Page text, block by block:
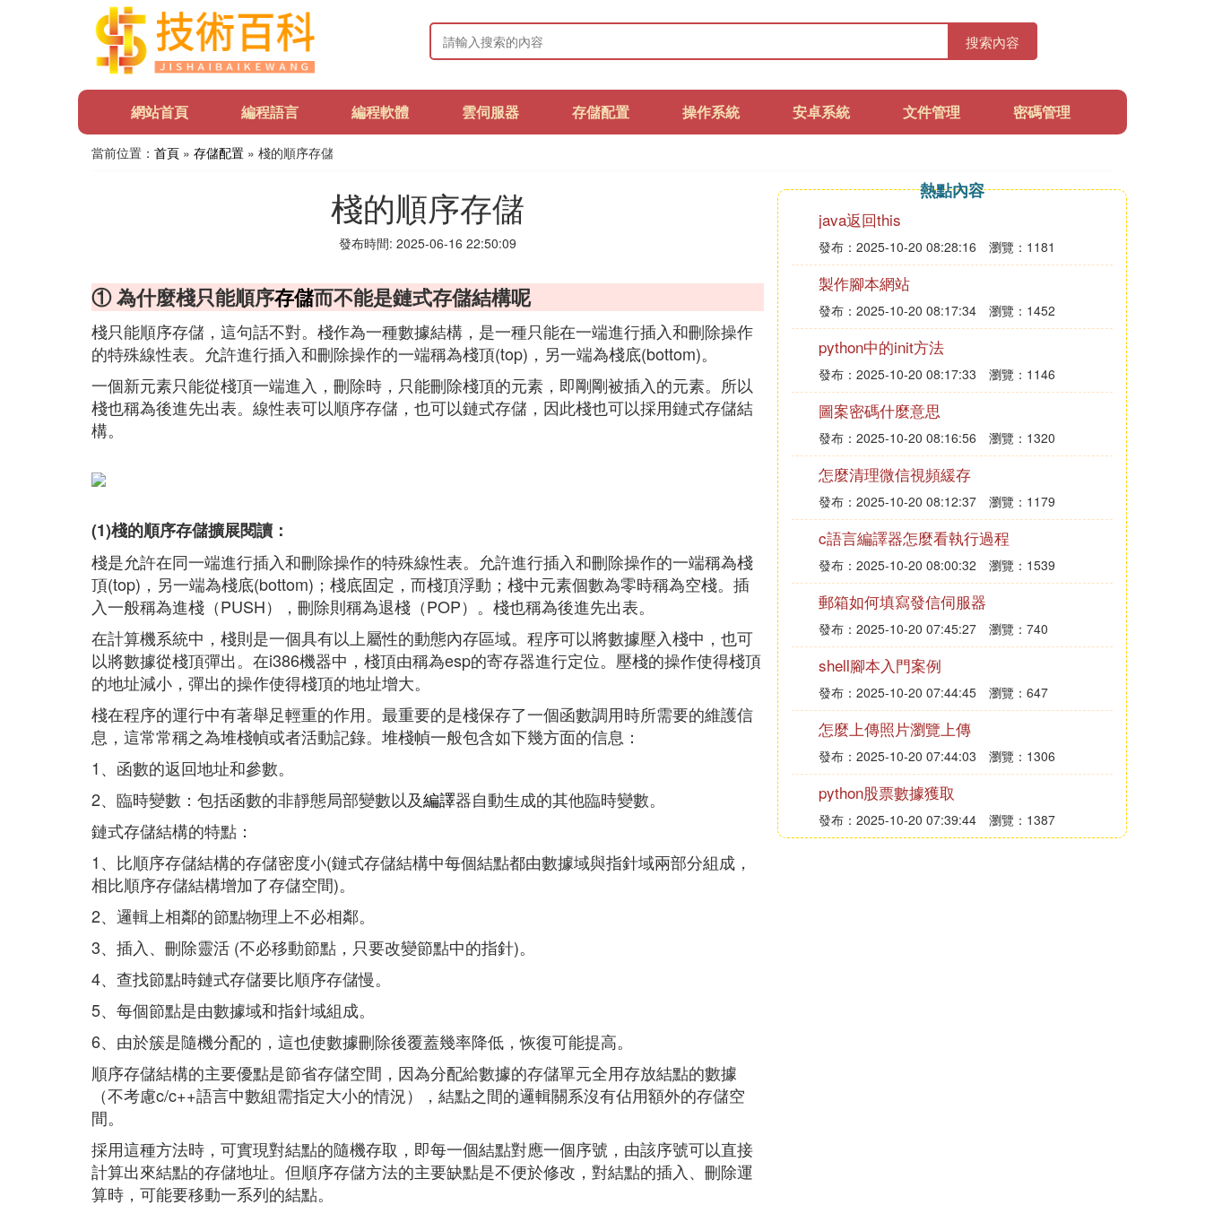
搜索內容
網站首頁 編程語言 編程軟體 雲伺服器 存儲配置 操作系統 安卓系統 文件管理 密碼管理
當前位置： 首頁 » 存儲配置 » 棧的順序存儲
棧的順序存儲
發布時間: 2025-06-16 22:50:09
① 為什麼棧只能順序存儲而不能是鏈式存儲結構呢
棧只能順序存儲，這句話不對。棧作為一種數據結構，是一種只能在一端進行插入和刪除操作
的特殊線性表。允許進行插入和刪除操作的一端稱為棧頂(top)，另一端為棧底(bottom)。
一個新元素只能從棧頂一端進入，刪除時，只能刪除棧頂的元素，即剛剛被插入的元素。所以
棧也稱為後進先出表。線性表可以順序存儲，也可以鏈式存儲，因此棧也可以採用鏈式存儲結
構。
(1)棧的順序存儲擴展閱讀：
棧是允許在同一端進行插入和刪除操作的特殊線性表。允許進行插入和刪除操作的一端稱為棧
頂(top)，另一端為棧底(bottom)；棧底固定，而棧頂浮動；棧中元素個數為零時稱為空棧。插
入一般稱為進棧（PUSH），刪除則稱為退棧（POP）。棧也稱為後進先出表。
在計算機系統中，棧則是一個具有以上屬性的動態內存區域。程序可以將數據壓入棧中，也可
以將數據從棧頂彈出。在i386機器中，棧頂由稱為esp的寄存器進行定位。壓棧的操作使得棧頂
的地址減小，彈出的操作使得棧頂的地址增大。
棧在程序的運行中有著舉足輕重的作用。最重要的是棧保存了一個函數調用時所需要的維護信
息，這常常稱之為堆棧幀或者活動記錄。堆棧幀一般包含如下幾方面的信息：
1、函數的返回地址和參數。
2、臨時變數：包括函數的非靜態局部變數以及編譯器自動生成的其他臨時變數。
鏈式存儲結構的特點：
1、比順序存儲結構的存儲密度小(鏈式存儲結構中每個結點都由數據域與指針域兩部分組成，
相比順序存儲結構增加了存儲空間)。
2、邏輯上相鄰的節點物理上不必相鄰。
3、插入、刪除靈活 (不必移動節點，只要改變節點中的指針)。
4、查找節點時鏈式存儲要比順序存儲慢。
5、每個節點是由數據域和指針域組成。
6、由於簇是隨機分配的，這也使數據刪除後覆蓋幾率降低，恢復可能提高。
順序存儲結構的主要優點是節省存儲空間，因為分配給數據的存儲單元全用存放結點的數據
（不考慮c/c++語言中數組需指定大小的情況），結點之間的邏輯關系沒有佔用額外的存儲空
間。
採用這種方法時，可實現對結點的隨機存取，即每一個結點對應一個序號，由該序號可以直接
計算出來結點的存儲地址。但順序存儲方法的主要缺點是不便於修改，對結點的插入、刪除運
算時，可能要移動一系列的結點。
熱點內容
java返回this
發布：2025-10-20 08:28:16 瀏覽：1181
製作腳本網站
發布：2025-10-20 08:17:34 瀏覽：1452
python中的init方法
發布：2025-10-20 08:17:33 瀏覽：1146
圖案密碼什麼意思
發布：2025-10-20 08:16:56 瀏覽：1320
怎麼清理微信視頻緩存
發布：2025-10-20 08:12:37 瀏覽：1179
c語言編譯器怎麼看執行過程
發布：2025-10-20 08:00:32 瀏覽：1539
郵箱如何填寫發信伺服器
發布：2025-10-20 07:45:27 瀏覽：740
shell腳本入門案例
發布：2025-10-20 07:44:45 瀏覽：647
怎麼上傳照片瀏覽上傳
發布：2025-10-20 07:44:03 瀏覽：1306
python股票數據獲取
發布：2025-10-20 07:39:44 瀏覽：1387